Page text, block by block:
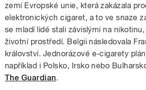
zemí Evropské unie, která zakázala
elektronických cigaret, a to ve snaze
se mladí lidé stali závislými na
životní prostředí. Belgii následovala
království. Jednorázové e-cigarety
například i Polsko, Irsko nebo
The Guardian.